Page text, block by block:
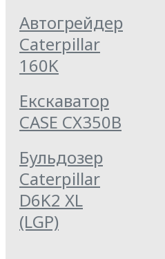
Автогрейдер
Caterpillar
160K
Екскаватор
CASE CX350B
Бульдозер
Caterpillar
D6K2 XL
(LGP)